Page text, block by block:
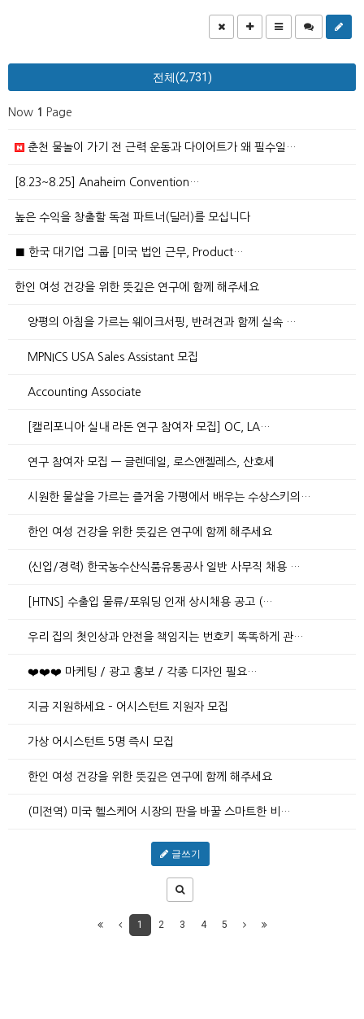
전체(2,731)
Now 1 Page
춘천 물놀이 가기 전 근력 운동과 다이어트가 왜 필수일…
[8.23~8.25] Anaheim Convention…
높은 수익을 창출할 독점 파트너(딜러)를 모십니다
■ 한국 대기업 그룹 [미국 법인 근무, Product…
한인 여성 건강을 위한 뜻깊은 연구에 함께 해주세요
양평의 아침을 가르는 웨이크서핑, 반려견과 함께 실속 …
MPNICS USA Sales Assistant 모집
Accounting Associate
[캘리포니아 실내 라돈 연구 참여자 모집] OC, LA…
연구 참여자 모집 — 글렌데일, 로스앤젤레스, 산호세
시원한 물살을 가르는 즐거움 가평에서 배우는 수상스키의…
한인 여성 건강을 위한 뜻깊은 연구에 함께 해주세요
(신입/경력) 한국농수산식품유통공사 일반 사무직 채용 …
[HTNS] 수출입 물류/포워딩 인재 상시채용 공고 (…
우리 집의 첫인상과 안전을 책임지는 번호키 똑똑하게 관…
❤️❤️❤️ 마케팅 / 광고 홍보 / 각종 디자인 필요…
지금 지원하세요 – 어시스턴트 지원자 모집
가상 어시스턴트 5명 즉시 모집
한인 여성 건강을 위한 뜻깊은 연구에 함께 해주세요
(미전역) 미국 헬스케어 시장의 판을 바꿀 스마트한 비…
글쓰기
1 2 3 4 5